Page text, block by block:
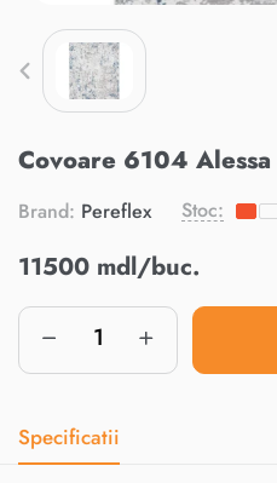
Covoare 6104
Brand: Pereflex Stoc:
11500 mdl/buc.
Specificatii